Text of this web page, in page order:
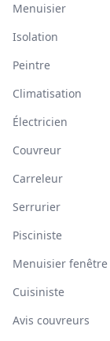
Menuisier
Isolation
Peintre
Climatisation
Électricien
Couvreur
Carreleur
Serrurier
Pisciniste
Menuisier fenêtre
Cuisiniste
Avis couvreurs